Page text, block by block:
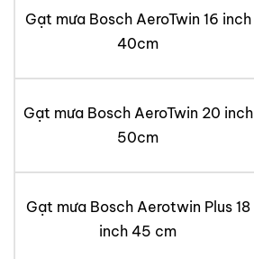
Gạt mưa Bosch AeroTwin 16 inch
40cm
Gạt mưa Bosch AeroTwin 20 inch
50cm
Gạt mưa Bosch Aerotwin Plus 18
inch 45 cm